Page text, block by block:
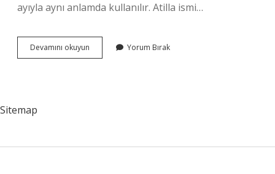
ayıyla aynı anlamda kullanılır. Atilla ismi…
Devamını okuyun
Ismi
Yorum Bırak
Sitemap